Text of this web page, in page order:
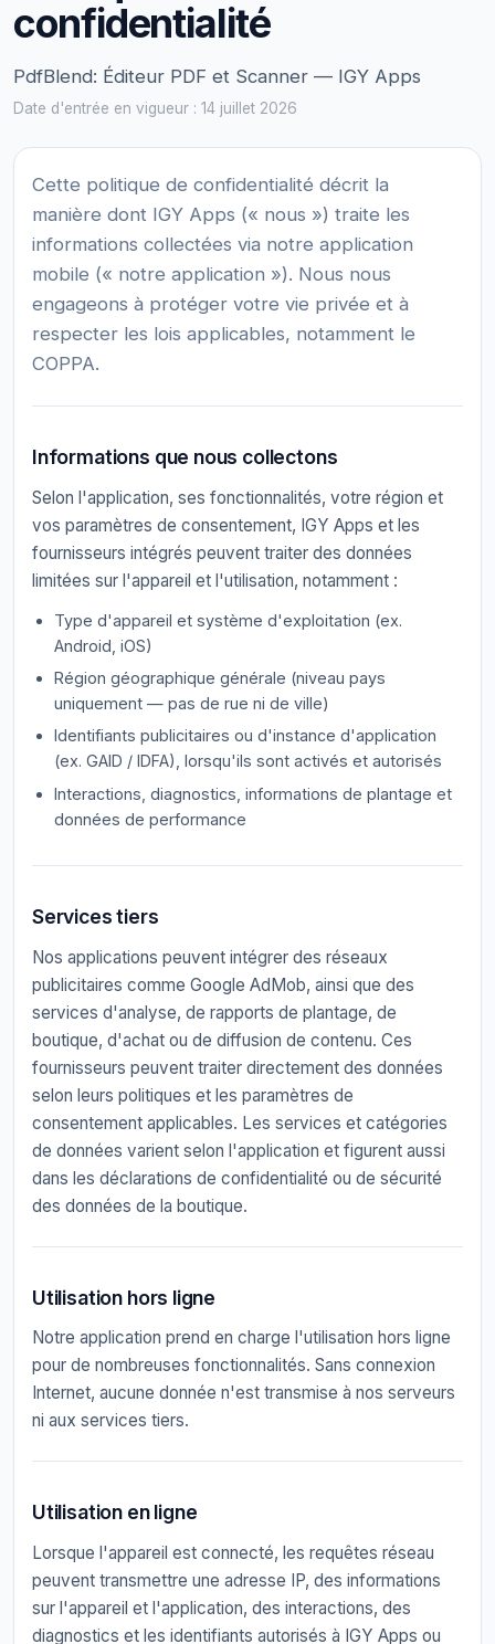
confidentialité
PdfBlend: Éditeur PDF et Scanner — IGY Apps
Date d'entrée en vigueur : 14 juillet 2026
Cette politique de confidentialité décrit la
manière dont IGY Apps (« nous ») traite les
informations collectées via notre application
mobile (« notre application »). Nous nous
engageons à protéger votre vie privée et à
respecter les lois applicables, notamment le
COPPA.
Informations que nous collectons
Selon l'application, ses fonctionnalités, votre région et
vos paramètres de consentement, IGY Apps et les
fournisseurs intégrés peuvent traiter des données
limitées sur l'appareil et l'utilisation, notamment :
Type d'appareil et système d'exploitation (ex.
Android, iOS)
Région géographique générale (niveau pays
uniquement — pas de rue ni de ville)
Identifiants publicitaires ou d'instance d'application
(ex. GAID / IDFA), lorsqu'ils sont activés et autorisés
Interactions, diagnostics, informations de plantage et
données de performance
Services tiers
Nos applications peuvent intégrer des réseaux
publicitaires comme Google AdMob, ainsi que des
services d'analyse, de rapports de plantage, de
boutique, d'achat ou de diffusion de contenu. Ces
fournisseurs peuvent traiter directement des données
selon leurs politiques et les paramètres de
consentement applicables. Les services et catégories
de données varient selon l'application et figurent aussi
dans les déclarations de confidentialité ou de sécurité
des données de la boutique.
Utilisation hors ligne
Notre application prend en charge l'utilisation hors ligne
pour de nombreuses fonctionnalités. Sans connexion
Internet, aucune donnée n'est transmise à nos serveurs
ni aux services tiers.
Utilisation en ligne
Lorsque l'appareil est connecté, les requêtes réseau
peuvent transmettre une adresse IP, des informations
sur l'appareil et l'application, des interactions, des
diagnostics et les identifiants autorisés à IGY Apps ou